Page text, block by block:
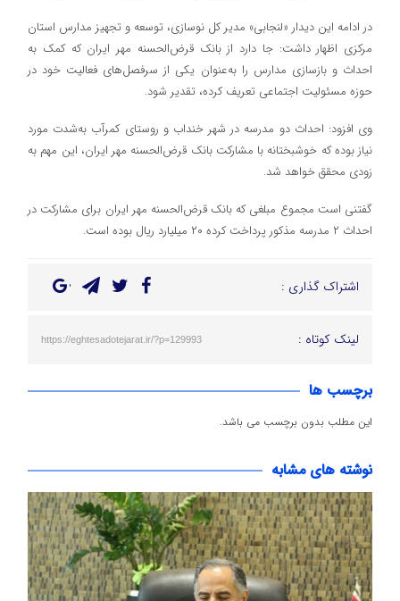
در ادامه این دیدار «لنجابی» مدیر کل نوسازی، توسعه و تجهیز مدارس استان
مرکزی اظهار داشت: جا دارد از بانک قرض‌الحسنه مهر ایران که کمک به
احداث و بازسازی مدارس را به‌عنوان یکی از سرفصل‌های فعالیت خود در
حوزه مسئولیت اجتماعی تعریف کرده، تقدیر شود.
وی افزود: احداث دو مدرسه در شهر خنداب و روستای کمرآب به‌شدت مورد
نیاز بوده که خوشبختانه با مشارکت بانک قرض‌الحسنه مهر ایران، این مهم به
زودی محقق خواهد شد.
گفتنی است مجموع مبلغی که بانک قرض‌الحسنه مهر ایران برای مشارکت در
احداث ۲ مدرسه مذکور پرداخت کرده ۲۰ میلیارد ریال بوده است.
اشتراک گذاری :
لینک کوتاه : https://eghtesadotejarat.ir/?p=129993
برچسب ها
این مطلب بدون برچسب می باشد.
نوشته های مشابه